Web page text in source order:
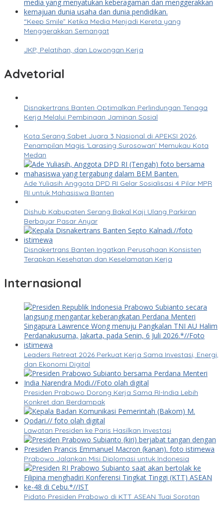
“Keep Smile” Ketika Media Menjadi Kereta yang
Menggerakkan Semangat
JKP, Pelatihan, dan Lowongan Kerja
Advetorial
Disnakertrans Banten Optimalkan Perlindungan Tenaga
Kerja Melalui Pembinaan Jaminan Sosial
Kota Serang Sabet Juara 3 Nasional di APEKSI 2026,
Penampilan Magis ‘Larasing Surosowan’ Memukau Kota
Medan
Ade Yuliasih Anggota DPD RI Gelar Sosialisasi 4 Pilar MPR
RI untuk Mahasiswa Banten
Dishub Kabupaten Serang Bakal Kaji Ulang Parkiran
Berbayar Pasar Anyar
Disnakertrans Banten Ingatkan Perusahaan Konsisten
Terapkan Kesehatan dan Keselamatan Kerja
Internasional
Leaders Retreat 2026 Perkuat Kerja Sama Investasi, Energi,
dan Ekonomi Digital
Presiden Prabowo Dorong Kerja Sama RI-India Lebih
Konkret dan Berdampak
Lawatan Presiden ke Paris Hasilkan Investasi
Prabowo Jalankan Misi Diplomasi untuk Indonesia
Pidato Presiden Prabowo di KTT ASEAN Tuai Sorotan